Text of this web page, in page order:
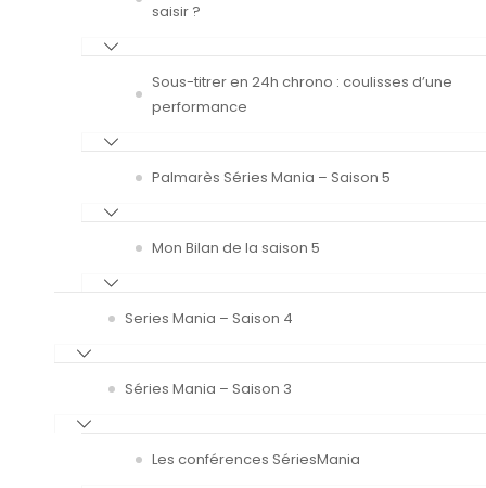
saisir ?
Sous-titrer en 24h chrono : coulisses d’une
performance
Palmarès Séries Mania – Saison 5
Mon Bilan de la saison 5
Series Mania – Saison 4
Séries Mania – Saison 3
Les conférences SériesMania